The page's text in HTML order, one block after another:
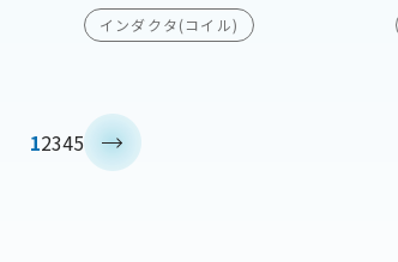
インダクタ(コイル)
12345